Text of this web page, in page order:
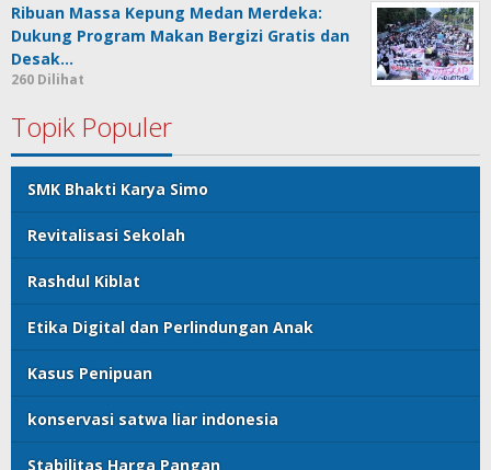
Ribuan Massa Kepung Medan Merdeka:
Dukung Program Makan Bergizi Gratis dan
Desak…
260 Dilihat
Topik Populer
SMK Bhakti Karya Simo
Revitalisasi Sekolah
Rashdul Kiblat
Etika Digital dan Perlindungan Anak
Kasus Penipuan
konservasi satwa liar indonesia
Stabilitas Harga Pangan